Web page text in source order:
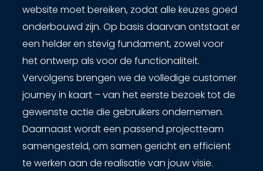
website moet bereiken, zodat alle keuzes goed
onderbouwd zijn. Op basis daarvan ontstaat er
een helder en stevig fundament, zowel voor
het ontwerp als voor de functionaliteit.
Vervolgens brengen we de volledige customer
journey in kaart – van het eerste bezoek tot de
gewenste actie die gebruikers ondernemen.
Daarnaast wordt een passend projectteam
samengesteld, om samen gericht en efficiënt
te werken aan de realisatie van jouw visie.